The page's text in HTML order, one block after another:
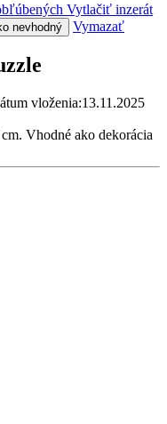
Vytlačiť inzerát
nevhodný Vymazať
vloženia:13.11.2025
Vhodné ako dekorácia